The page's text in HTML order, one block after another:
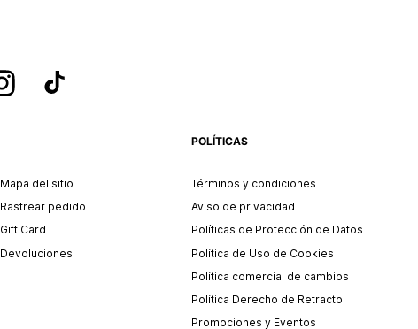
Mapa del sitio
Rastrear pedido
Gift Card
Devoluciones
POLÍTICAS
Términos y condiciones
Aviso de privacidad
Políticas de Protección de Datos
Política de Uso de Cookies
Política comercial de cambios
Política Derecho de Retracto
Promociones y Eventos